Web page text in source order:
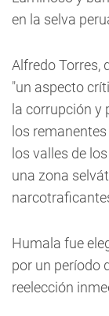
en la selva
Alfredo Torres,
"un aspecto
la corrupción
los
los valles de
una zona
Humala fue
por un período
reelección